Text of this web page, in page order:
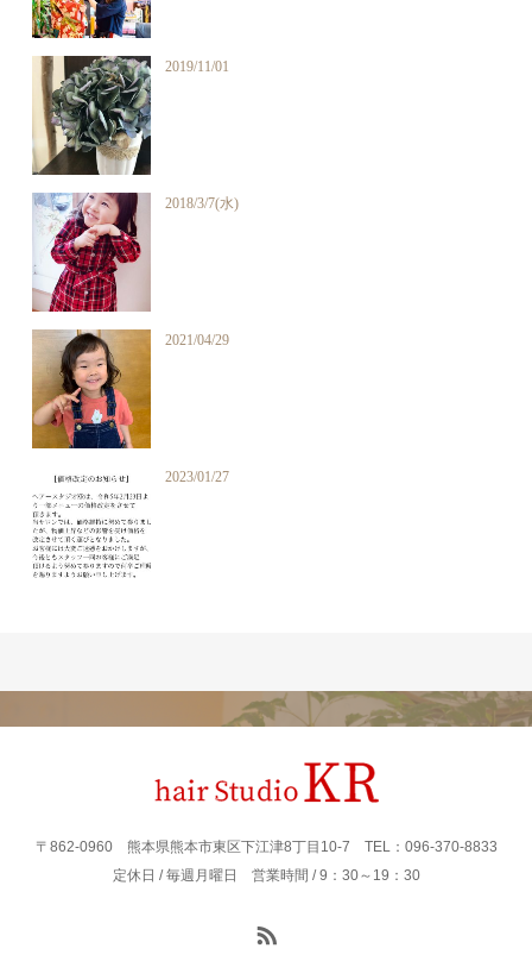
2019/11/01
2018/3/7(水)
2021/04/29
2023/01/27
〒862‐0960 熊本県熊本市東区下江津8丁目10-7 TEL：096-370-8833
定休日 / 毎週月曜日 営業時間 / 9：30～19：30